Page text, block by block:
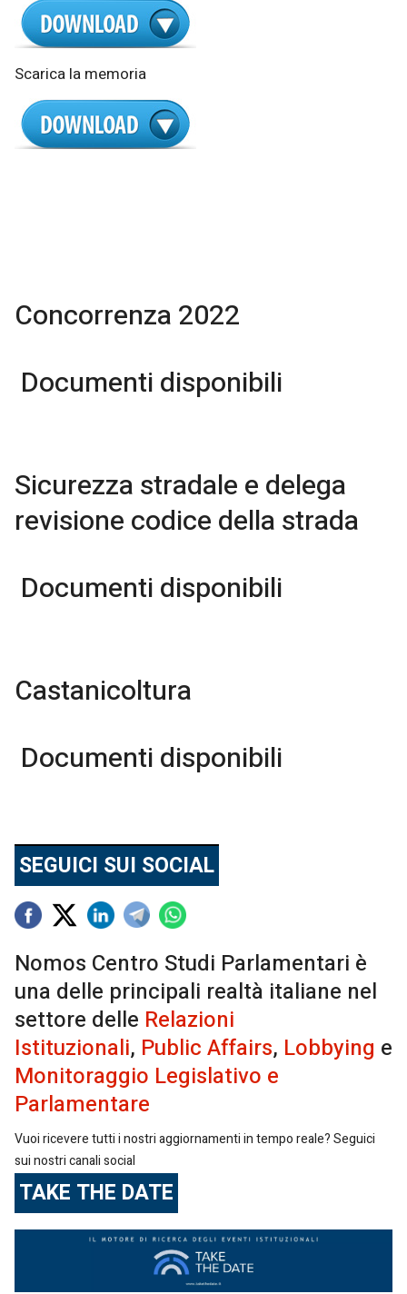
Scarica la memoria
Concorrenza 2022
Documenti disponibili
Sicurezza stradale e delega
revisione codice della strada
Documenti disponibili
Castanicoltura
Documenti disponibili
SEGUICI SUI SOCIAL
Nomos Centro Studi Parlamentari è
una delle principali realtà italiane nel
settore delle Relazioni
Istituzionali, Public Affairs, Lobbying e
Monitoraggio Legislativo e
Parlamentare
Vuoi ricevere tutti i nostri aggiornamenti in tempo reale? Seguici
sui nostri canali social
TAKE THE DATE